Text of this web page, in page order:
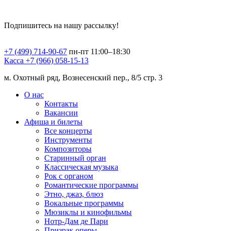
Подпишитесь на нашу рассылку!
+7 (499) 714-90-67 пн-пт 11:00–18:30
Касса +7 (966) 058-15-13
м. Охотный ряд, Вознесенский пер., 8/5 стр. 3
О нас
Контакты
Вакансии
Афиша и билеты
Все концерты
Инструменты
Композиторы
Старинный орган
Классическая музыка
Рок с органом
Романтические программы
Этно, джаз, блюз
Вокальные программы
Мюзиклы и кинофильмы
Нотр-Дам де Пари